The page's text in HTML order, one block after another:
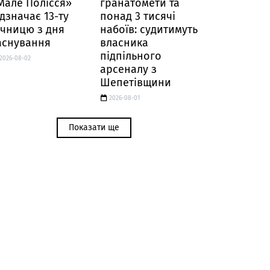
Полісся»
13-ту
з дня
2026-08-02
гранатомети та
понад 3 тисячі
набоїв: судитимуть
власника
підпільного
арсеналу з
Шепетівщини
2026-08-01
Показати ще